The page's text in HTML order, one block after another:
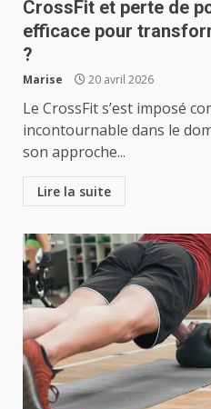
CrossFit et perte de
efficace pour
?
Marise 20 avril 2026
Le CrossFit s’est imposé
incontournable dans le
son approche...
Lire la suite